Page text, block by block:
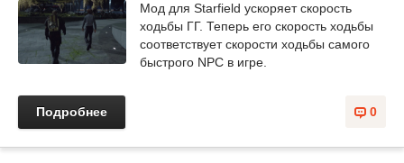
Мод для Starfield ускоряет скорость
ходьбы ГГ. Теперь его скорость ходьбы
соответствует скорости ходьбы самого
быстрого NPC в игре.
0
Подробнее